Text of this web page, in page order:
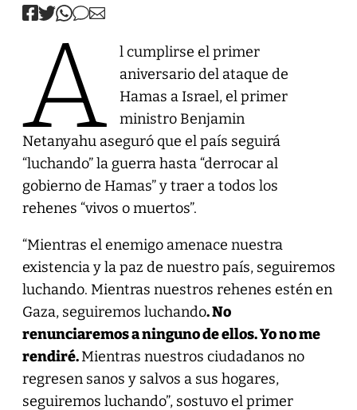
A
l cumplirse el primer
aniversario del ataque de
Hamas a Israel, el primer
ministro Benjamin
Netanyahu aseguró que el país seguirá
“luchando” la guerra hasta “derrocar al
gobierno de Hamas” y traer a todos los
rehenes “vivos o muertos”.
“Mientras el enemigo amenace nuestra
existencia y la paz de nuestro país, seguiremos
luchando. Mientras nuestros rehenes estén en
Gaza, seguiremos luchando. No
renunciaremos a ninguno de ellos. Yo no me
rendiré.Mientras nuestros ciudadanos no
regresen sanos y salvos a sus hogares,
seguiremos luchando”, sostuvo el primer